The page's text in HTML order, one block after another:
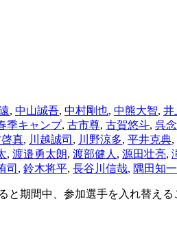
, 中山誠吾, 中村剛也, 中熊大智, 井
季キャンプ, 古市尊, 古賀悠斗, 呉
啓真, 川越誠司 , 川野涼多, 平井克典,
, 渡邉勇太朗, 渡部健人 , 源田壮亮,
司 , 鈴木将平, 長谷川信哉, 隅田知
期間中、参加選手を入れ替え